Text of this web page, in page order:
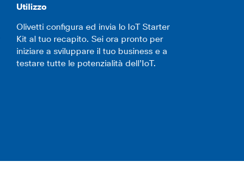
Utilizzo
Olivetti configura ed invia lo IoT Starter
Kit al tuo recapito. Sei ora pronto per
iniziare a sviluppare il tuo business e a
testare tutte le potenzialità dell’IoT.